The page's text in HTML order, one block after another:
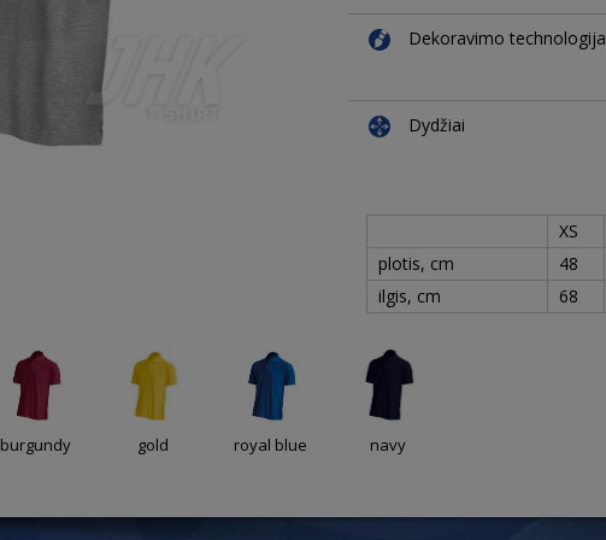
Dekoravimo technologija
Dydžiai
XS
plotis, cm
48
ilgis, cm
68
burgundy gold royal blue navy